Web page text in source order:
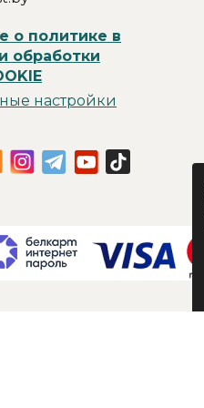
о политике в
обработки
настройки